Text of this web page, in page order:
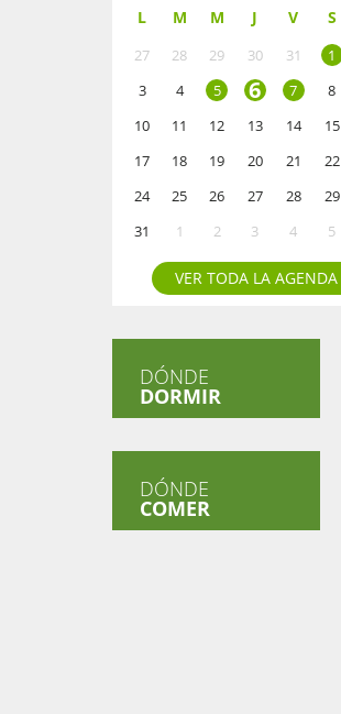
L M M J V S
27 28 29 30 31 1
3
4 5 6 7 8
10
11 12 13 14 15
17
18 19 20 21 22
24
25 26 27 28 29
31
1 2 3 4 5
VER TODA LA AGENDA
DÓNDE
DORMIR
DÓNDE
COMER